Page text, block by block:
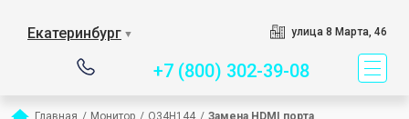
Екатеринбург ▼ улица 8 Марта, 46
+7 (800) 302-39-08
Главная / Монитор / Q34H144 / Замена HDMI порта